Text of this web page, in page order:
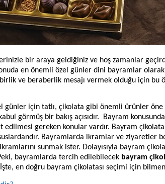
bir araya geldiğiniz ve hoş zamanlar
en önemli özel günler dini bayramlar
ve beraberlik mesajı vermek olduğu için bu
günler için tatlı, çikolata gibi önemli ürünler öne
görmüş bir bakış açısıdır. Bayram
edilmesi gereken konular vardır. Bayram
Bayramlarda ikramlar ve ziyaretler
sunmak ister. Dolayısıyla bayram
bayramlarda tercih edilebilecek bayram
İşte, en doğru bayram çikolatası seçimi için